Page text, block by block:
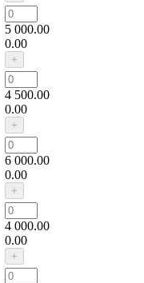
5 000.00
0.00
4 500.00
0.00
6 000.00
0.00
4 000.00
0.00